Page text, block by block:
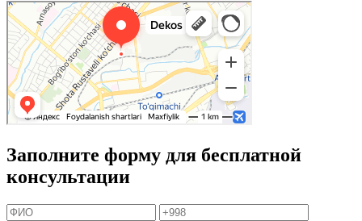
Заполните форму для бесплатной
консультации